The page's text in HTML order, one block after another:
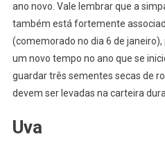
ano novo. Vale lembrar que a
também está fortemente
(comemorado no dia 6 de
um novo tempo no ano que se
guardar três sementes secas de
devem ser levadas na carteira
Uva